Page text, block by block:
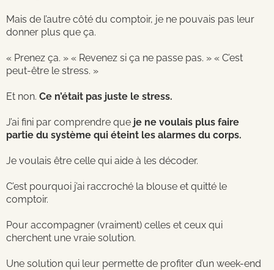
Mais de l’autre côté du comptoir, je ne pouvais pas leur
donner plus que ça.
« Prenez ça. » « Revenez si ça ne passe pas. » « C’est
peut-être le stress. »
Et non. Ce n’était pas juste le stress.
J’ai fini par comprendre que je ne voulais plus faire
partie du système qui éteint les alarmes du corps.
Je voulais être celle qui aide à les décoder.
C’est pourquoi j’ai raccroché la blouse et quitté le
comptoir.
Pour accompagner (vraiment) celles et ceux qui
cherchent une vraie solution.
Une solution qui leur permette de profiter d’un week-end